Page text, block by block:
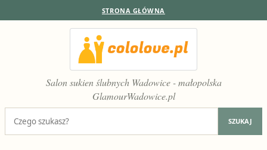
STRONA GŁÓWNA
Salon sukien ślubnych Wadowice - małopolska
GlamourWadowice.pl
SZUKAJ